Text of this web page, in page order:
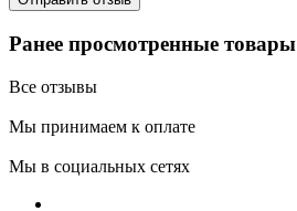
Ранее просмотренные товары
Все отзывы
Мы принимаем к оплате
Мы в социальных сетях